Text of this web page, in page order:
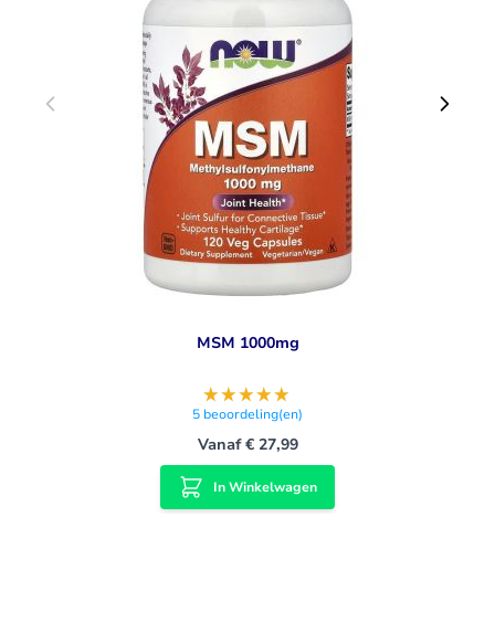
MSM 1000mg
5 beoordeling(en)
Vanaf€ 27,99
In Winkelwagen